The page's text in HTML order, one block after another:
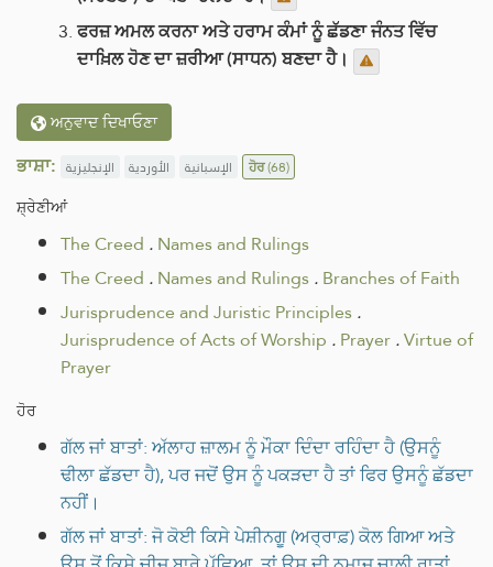
ਫਰਜ਼ ਅਮਲ ਕਰਨਾ ਅਤੇ ਹਰਾਮ ਕੰਮਾਂ ਨੂੰ ਛੱਡਣਾ ਜੰਨਤ ਵਿੱਚ
ਦਾਖ਼ਿਲ ਹੋਣ ਦਾ ਜ਼ਰੀਆ (ਸਾਧਨ) ਬਣਦਾ ਹੈ।
ਅਨੁਵਾਦ ਦਿਖਾਓਣਾ
ਭਾਸ਼ਾ: الإنجليزية الأوردية الإسبانية ਹੋਰ(68)
ਸ਼੍ਰੇਣੀਆਂ
The Creed .Names and Rulings
The Creed .Names and Rulings.Branches of Faith
Jurisprudence and Juristic Principles.
Jurisprudence of Acts of Worship .Prayer.Virtue of
Prayer
ਹੋਰ
ਗੱਲ ਜਾਂ ਬਾਤਾਂ: ਅੱਲਾਹ ਜ਼ਾਲਮ ਨੂੰ ਮੌਕਾ ਦਿੰਦਾ ਰਹਿੰਦਾ ਹੈ (ਉਸਨੂੰ
ਢੀਲਾ ਛੱਡਦਾ ਹੈ), ਪਰ ਜਦੋਂ ਉਸ ਨੂੰ ਪਕੜਦਾ ਹੈ ਤਾਂ ਫਿਰ ਉਸਨੂੰ ਛੱਡਦਾ
ਨਹੀਂ।
ਗੱਲ ਜਾਂ ਬਾਤਾਂ: ਜੋ ਕੋਈ ਕਿਸੇ ਪੇਸ਼ੀਨਗੂ (ਅਰ੍ਰਾਫ਼) ਕੋਲ ਗਿਆ ਅਤੇ